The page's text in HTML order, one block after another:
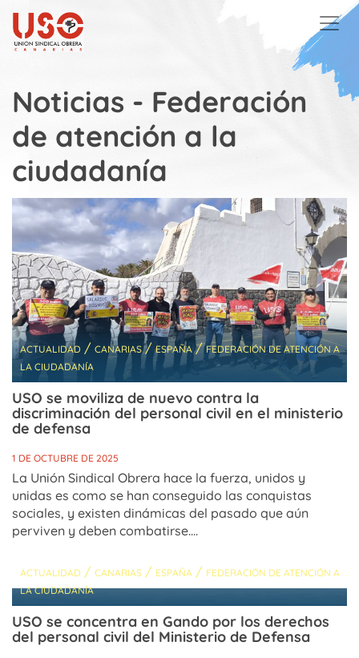
Skip to main content
Noticias - Federación
de atención a la
ciudadanía
ACTUALIDAD / CANARIAS/ESPAÑA/FEDERACIÓN DE ATENCIÓN A
LA CIUDADANÍA
USO se moviliza de nuevo contra la
discriminación del personal civil en el ministerio
de defensa
1 DE OCTUBRE DE 2025
La Unión Sindical Obrera hace la fuerza, unidos y
unidas es como se han conseguido las conquistas
sociales, y existen dinámicas del pasado que aún
perviven y deben combatirse....
ACTUALIDAD / CANARIAS / ESPAÑA / FEDERACIÓN DE ATENCIÓN A
LA CIUDADANÍA
USO se concentra en Gando por los derechos
del personal civil del Ministerio de Defensa